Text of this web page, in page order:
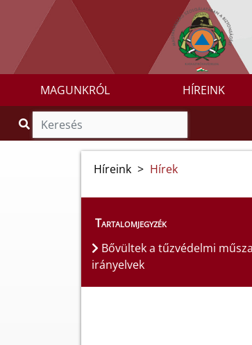
MAGUNKRÓL HÍREINK
Híreink > Hírek
Tartalomjegyzék
Bővültek a tűzvédelmi
irányelvek